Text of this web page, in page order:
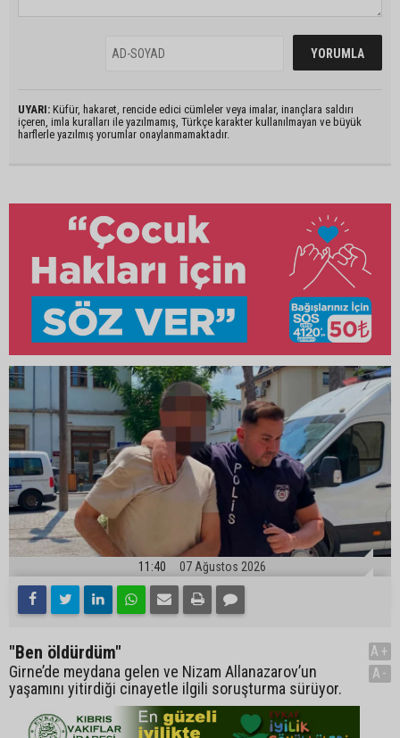
UYARI: Küfür, hakaret, rencide edici cümleler veya imalar, inançlara saldırı
içeren, imla kuralları ile yazılmamış, Türkçe karakter kullanılmayan ve büyük
harflerle yazılmış yorumlar onaylanmamaktadır.
11:40 07 Ağustos 2026
"Ben öldürdüm"
Girne’de meydana gelen ve Nizam Allanazarov’un
yaşamını yitirdiği cinayetle ilgili soruşturma sürüyor.
A+
A-